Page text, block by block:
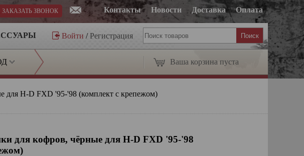
Оплата
Доставка
Новости
Контакты
ЗАКАЗАТЬ ЗВОНОК
Войти /Регистрация
Ваша корзина пуста
для H-D FXD '95-'98 (комплект с крепежом)
для кофров, чёрные для H-D FXD '95-'98